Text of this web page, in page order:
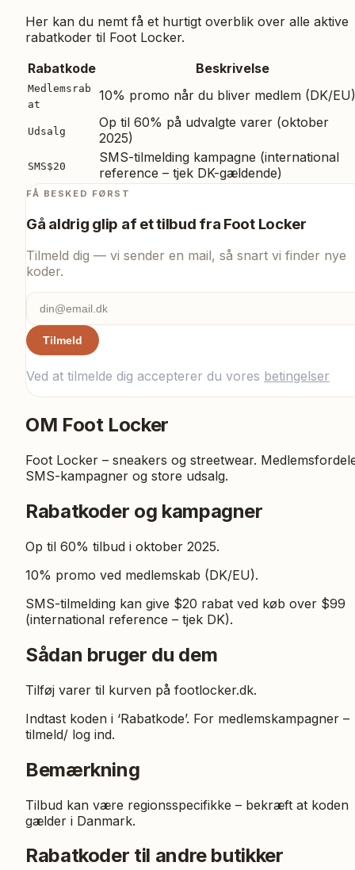
Her kan du nemt få et hurtigt overblik over alle aktive
rabatkoder til Foot Locker.
Rabatkode
Beskrivelse
Medlemsrab
at
10% promo når du bliver medlem (DK/EU)
Udsalg
Op til 60% på udvalgte varer (oktober
2025)
SMS$20
SMS-tilmelding kampagne (international
reference – tjek DK-gældende)
FÅ BESKED FØRST
Gå aldrig glip af et tilbud fra Foot Locker
Tilmeld dig — vi sender en mail, så snart vi finder nye
koder.
Tilmeld
Ved at tilmelde dig accepterer du vores betingelser
OM Foot Locker
Foot Locker – sneakers og streetwear.
SMS-kampagner og store udsalg.
Rabatkoder og kampagner
Op til 60% tilbud i oktober 2025.
10% promo ved medlemskab (DK/EU).
SMS-tilmelding kan give $20 rabat ved køb over $99
(international reference – tjek DK).
Sådan bruger du dem
Tilføj varer til kurven på footlocker.dk.
Indtast koden i ‘Rabatkode’. For medlemskampagner –
tilmeld/ log ind.
Bemærkning
Tilbud kan være regionsspecifikke – bekræft at koden
gælder i Danmark.
Rabatkoder til andre butikker